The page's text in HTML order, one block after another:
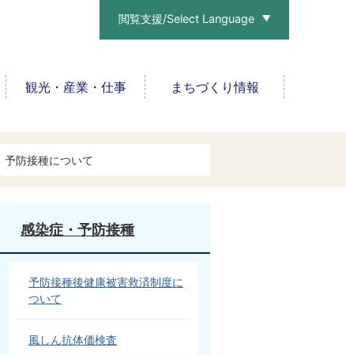
閲覧支援/Select Language
観光・産業・仕事 まちづくり情報
予防接種について
感染症・予防接種
予防接種後健康被害救済制度に
ついて
風しん抗体価検査